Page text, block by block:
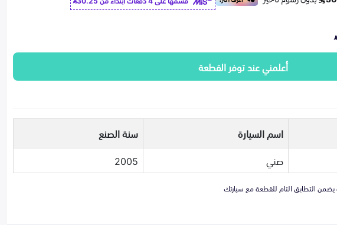
أعلمني عند توفر القطعة
اسم السيارة
سنة الصنع
صني 2005